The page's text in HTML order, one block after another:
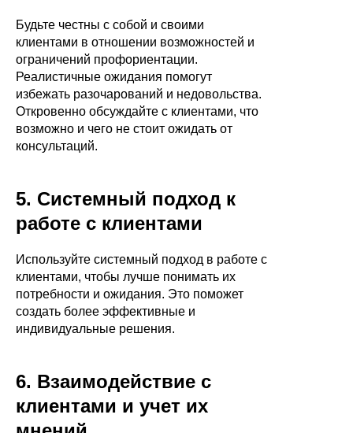
Будьте честны с собой и своими
клиентами в отношении возможностей и
ограничений профориентации.
Реалистичные ожидания помогут
избежать разочарований и недовольства.
Откровенно обсуждайте с клиентами, что
возможно и чего не стоит ожидать от
консультаций.
5. Системный подход к
работе с клиентами
Используйте системный подход в работе с
клиентами, чтобы лучше понимать их
потребности и ожидания. Это поможет
создать более эффективные и
индивидуальные решения.
6. Взаимодействие с
клиентами и учет их